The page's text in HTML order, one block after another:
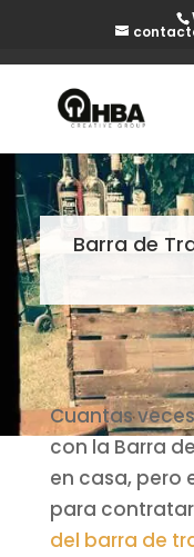
Barra de
Cuantas
con la Barra
en casa, pero
para
del barra de